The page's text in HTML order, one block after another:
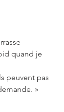
quand je
peuvent pas
»